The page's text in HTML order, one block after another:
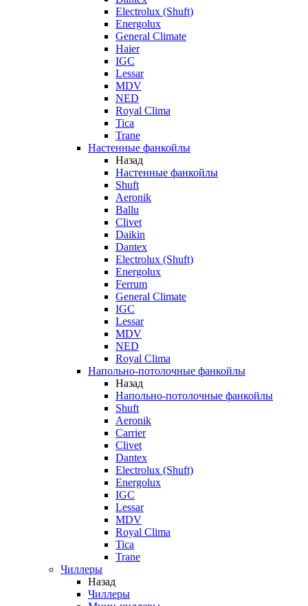
Electrolux (Shuft)
Energolux
General Climate
Haier
IGC
Lessar
MDV
NED
Royal Clima
Tica
Trane
Настенные фанкойлы
Назад
Настенные фанкойлы
Shuft
Aeronik
Ballu
Clivet
Daikin
Dantex
Electrolux (Shuft)
Energolux
Ferrum
General Climate
IGC
Lessar
MDV
NED
Royal Clima
Напольно-потолочные фанкойлы
Назад
Напольно-потолочные фанкойлы
Shuft
Aeronik
Carrier
Clivet
Dantex
Electrolux (Shuft)
Energolux
IGC
Lessar
MDV
Royal Clima
Tica
Trane
Чиллеры
Назад
Чиллеры